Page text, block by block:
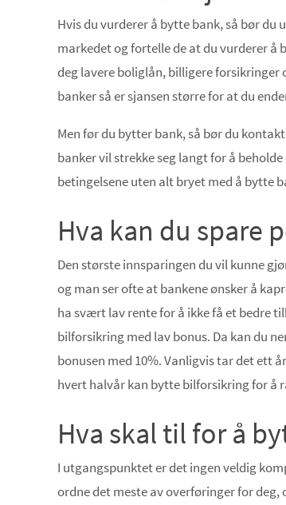
Hvis du vurderer å bytte bank, så bør
markedet og fortelle de at du vurderer å
deg lavere boliglån, billigere forsikringer
banker så er sjansen større for at du
Men før du bytter bank, så bør du
banker vil strekke seg langt for å
betingelsene uten alt bryet med å bytte
Hva kan du spare
Den største innsparingen du vil kunne
og man ser ofte at bankene ønsker å
ha svært lav rente for å ikke få et bedre
bilforsikring med lav bonus. Da kan du
bonusen med 10%. Vanligvis tar det ett
hvert halvår kan bytte bilforsikring for å
Hva skal til for å
I utgangspunktet er det ingen veldig
ordne det meste av overføringer for